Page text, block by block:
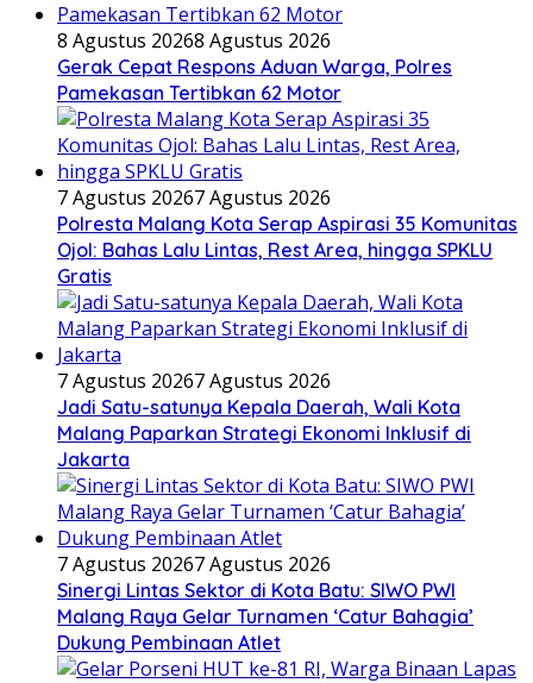
8 Agustus 20268 Agustus 2026
Gerak Cepat Respons Aduan Warga, Polres
Pamekasan Tertibkan 62 Motor
7 Agustus 20267 Agustus 2026
Polresta Malang Kota Serap Aspirasi 35 Komunitas
Ojol: Bahas Lalu Lintas, Rest Area, hingga SPKLU
Gratis
7 Agustus 20267 Agustus 2026
Jadi Satu-satunya Kepala Daerah, Wali Kota
Malang Paparkan Strategi Ekonomi Inklusif di
Jakarta
7 Agustus 20267 Agustus 2026
Sinergi Lintas Sektor di Kota Batu: SIWO PWI
Malang Raya Gelar Turnamen ‘Catur Bahagia’
Dukung Pembinaan Atlet